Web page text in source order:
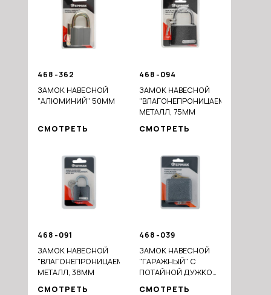
468-362
ЗАМОК НАВЕСНОЙ
"АЛЮМИНИЙ" 50ММ
СМОТРЕТЬ
468-094
ЗАМОК НАВЕСНОЙ
"ВЛАГОНЕПРОНИЦАЕМЫЙ",
МЕТАЛЛ, 75ММ
СМОТРЕТЬ
468-091
ЗАМОК НАВЕСНОЙ
"ВЛАГОНЕПРОНИЦАЕМЫЙ",
МЕТАЛЛ, 38ММ
СМОТРЕТЬ
468-039
ЗАМОК НАВЕСНОЙ
"ГАРАЖНЫЙ" С
ПОТАЙНОЙ ДУЖКОЙ
СМОТРЕТЬ